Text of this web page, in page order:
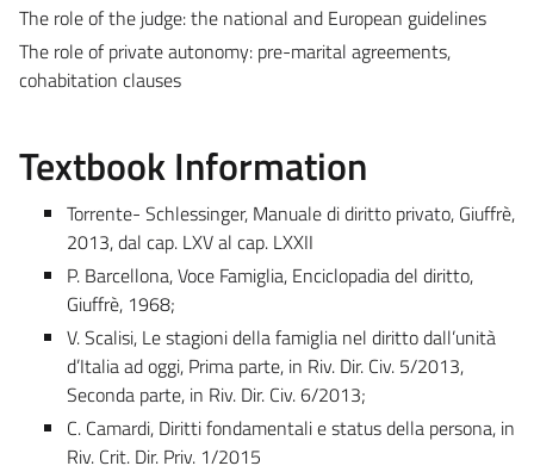
The role of the judge: the national and European guidelines
The role of private autonomy: pre-marital agreements,
cohabitation clauses
Textbook Information
Torrente- Schlessinger, Manuale di diritto privato, Giuffrè,
2013, dal cap. LXV al cap. LXXII
P. Barcellona, Voce Famiglia, Enciclopadia del diritto,
Giuffrè, 1968;
V. Scalisi, Le stagioni della famiglia nel diritto dall’unità
d’Italia ad oggi, Prima parte, in Riv. Dir. Civ. 5/2013,
Seconda parte, in Riv. Dir. Civ. 6/2013;
C. Camardi, Diritti fondamentali e status della persona, in
Riv. Crit. Dir. Priv. 1/2015